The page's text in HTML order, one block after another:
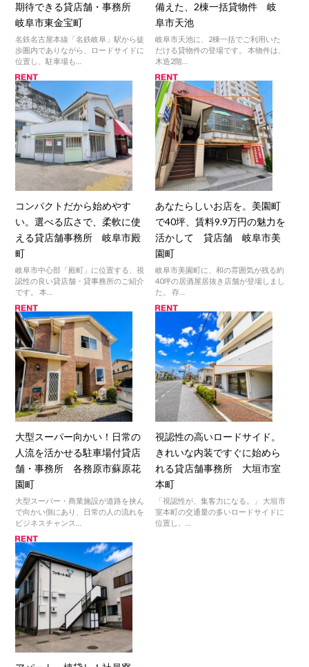
期待できる貸店舗・事務所
岐阜市東金宝町
名鉄名古屋本線「名鉄岐阜」駅から徒
歩圏内でありながら、ロードサイドに
位置し、駐車場も…
備えた、2棟一括貸物件 岐
阜市天池
岐阜市天池に、2棟一括でご利用いた
だける貸物件の登場です。 本物件は、
木造2階…
コンパクトだから始めやす
い。選べる広さで、柔軟に使
える貸店舗事務所 岐阜市殿
町
岐阜市中心部「殿町」に位置する、視
認性の良い貸店舗・貸事務所のご紹介
です。 本…
あなたらしいお店を。美園町
で40坪、賃料9.9万円の魅力を
活かして 貸店舗 岐阜市美
園町
岐阜市美園町に、和の雰囲気が残る約
40坪の居酒屋居抜き店舗が登場しまし
た。 存…
大型スーパー向かい！日常の
人流を活かせる駐車場付貸店
舗・事務所 各務原市蘇原花
園町
大型スーパー・商業施設が道路を挟ん
で向かい側にあり、日常の人の流れを
ビジネスチャンス…
視認性の高いロードサイド。
きれいな内装ですぐに始めら
れる貸店舗事務所 大垣市室
本町
「視認性が、集客力になる。」 大垣市
室本町の交通量の多いロードサイドに
位置し、…